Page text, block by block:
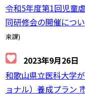
令和5年度第1回児童
同研修会の開催につ
来課)
2023年9月26日
和歌山県立医科大学
ョナル）養成プラン